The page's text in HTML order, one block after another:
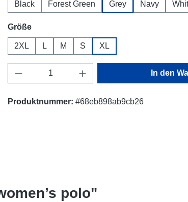
Black Forest Green Grey Navy
Größeauswählen
2XL L M S XL
Produkt Anzahl: Gib den In den
Produktnummer: #68eb898ab9cb26
polo"